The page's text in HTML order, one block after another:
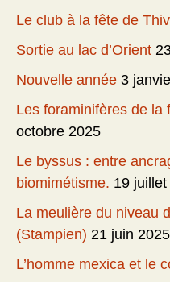
Le club à la fête de
Sortie au lac d’Orient
Nouvelle année 3
Les foraminifères de la
octobre 2025
Le byssus : entre
biomimétisme. 19
La meulière du niveau
(Stampien) 21 juin 2025
L’homme mexica et le